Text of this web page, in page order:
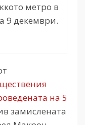
метро в
9 декември.
на 5
замислената